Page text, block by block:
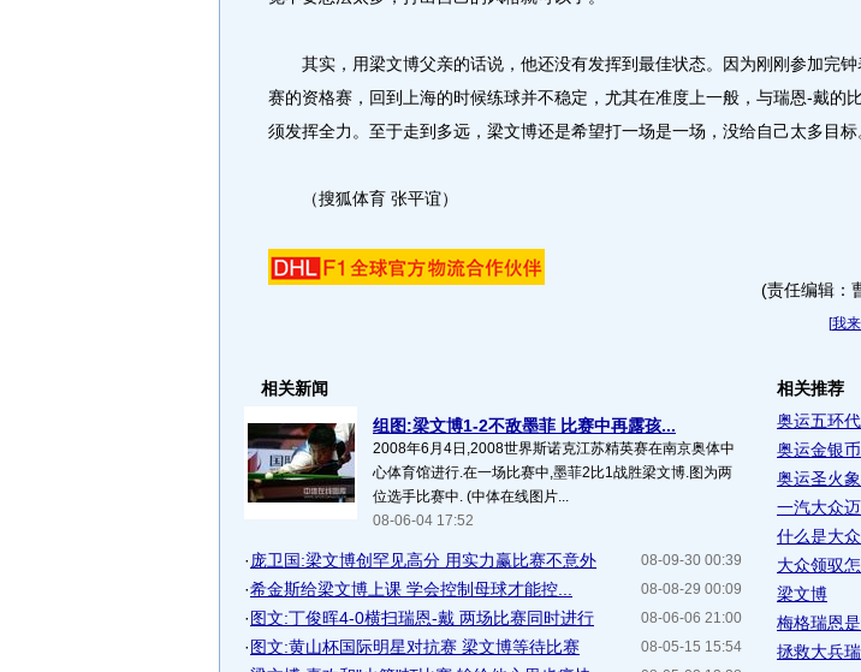
其实，用梁文博父亲的话说，他还没有发挥到最佳状态。因为刚刚参加完钟
赛的资格赛，回到上海的时候练球并不稳定，尤其在准度上一般，与瑞恩-戴的
须发挥全力。至于走到多远，梁文博还是希望打一场是一场，没给自己太多目标
（搜狐体育 张平谊）
(责任编辑：
[我
相关新闻
组图:梁文博1-2不敌墨菲 比赛中再露孩...
2008年6月4日,2008世界斯诺克江苏精英赛在南京奥体中
心体育馆进行.在一场比赛中,墨菲2比1战胜梁文博.图为两
位选手比赛中. (中体在线图片...
08-06-04 17:52
08-09-30 00:39
· 庞卫国:梁文博创罕见高分 用实力赢比赛不意外
08-08-29 00:09
·希金斯给梁文博上课 学会控制母球才能控...
08-06-06 21:00
·图文:丁俊晖4-0横扫瑞恩-戴 两场比赛同时进行
08-05-15 15:54
·图文:黄山杯国际明星对抗赛 梁文博等待比赛
相关推荐
奥运五环
奥运金银币
奥运圣火
一汽大众
什么是大
大众领驭
梁文博
梅格瑞恩
拯救大兵